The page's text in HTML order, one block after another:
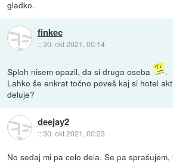
gladko.
finkec
::30. okt 2021, 00:14
Sploh nisem opazil, da si druga oseba
.
Lahko še enkrat točno poveš kaj si hotel
deluje?
deejay2
::30. okt 2021, 00:23
No sedaj mi pa celo dela. Se pa